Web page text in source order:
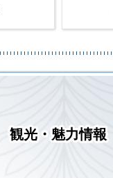
観光・魅力情報